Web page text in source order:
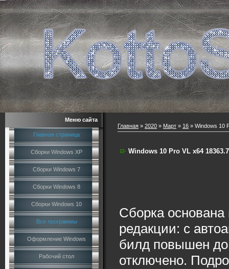
Меню сайта
Главная страница
Сборки Windows XP
Сборки Windows 7
Сборки Windows 8
Сборки Windows 10
Все программы
Оформление Windows
Рабочий стол
Главная » 2020 » Март » 16 » Windows 10
Windows 10 Pro VL x64
Сборка
редакции: с
билд повышен до
отключено.